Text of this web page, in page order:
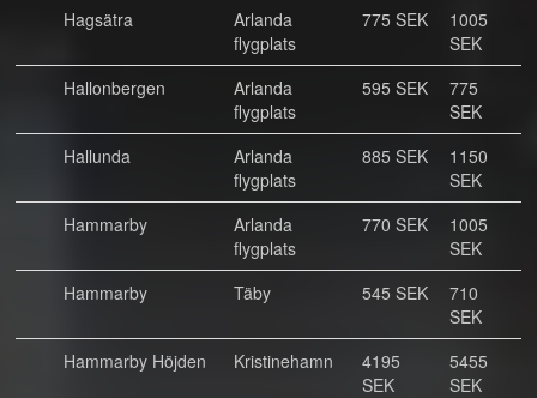
Hagsätra
Arlanda
flygplats
775 SEK
1005
SEK
Hallonbergen
Arlanda
flygplats
595 SEK
775
SEK
Hallunda
Arlanda
flygplats
885 SEK
1150
SEK
Hammarby
Arlanda
flygplats
770 SEK
1005
SEK
Hammarby
Täby 545 SEK
710
SEK
Hammarby Höjden
Kristinehamn
4195
SEK
5455
SEK